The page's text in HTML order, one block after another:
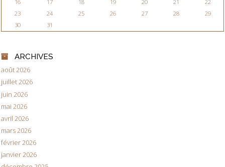
16
17 18 19 20 21
22
23
24 25 26 27 28
29
30
31
ARCHIVES
août 2026
juillet 2026
juin 2026
mai 2026
avril 2026
mars 2026
février 2026
janvier 2026